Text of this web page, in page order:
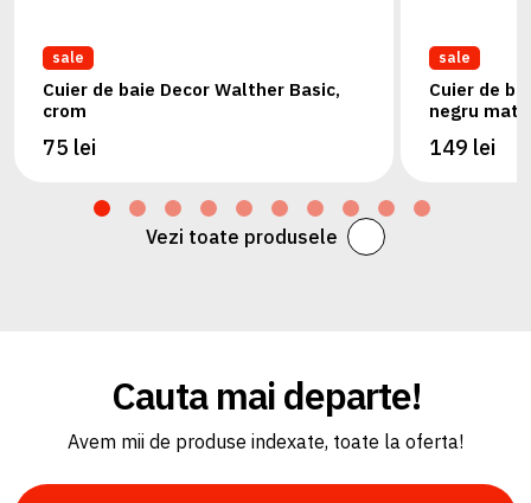
sale
Cuier de baie Decor Walther Basic,
crom
75 lei
sale
Cuier de
negru mat
149 lei
Vezi toate produsele
Cauta mai departe!
Avem mii de produse indexate, toate la oferta!